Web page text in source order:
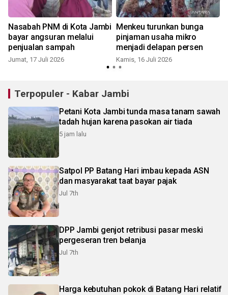
Nasabah PNM di Kota Jambi
bayar angsuran melalui
penjualan sampah
Jumat, 17 Juli 2026
Menkeu turunkan bunga
pinjaman usaha mikro
menjadi delapan persen
Kamis, 16 Juli 2026
Terpopuler - Kabar Jambi
Petani Kota Jambi tunda masa tanam sawah
tadah hujan karena pasokan air tiada
5 jam lalu
Satpol PP Batang Hari imbau kepada ASN
dan masyarakat taat bayar pajak
Jul 7th
DPP Jambi genjot retribusi pasar meski
pergeseran tren belanja
Jul 7th
Harga kebutuhan pokok di Batang Hari relatif